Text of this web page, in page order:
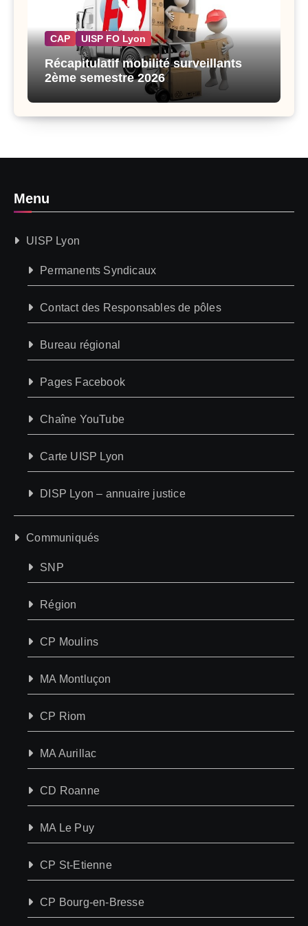
CAP UISP FO Lyon
Récapitulatif mobilité surveillants
2ème semestre 2026
Menu
UISP Lyon
Permanents Syndicaux
Contact des Responsables de pôles
Bureau régional
Pages Facebook
Chaîne YouTube
Carte UISP Lyon
DISP Lyon – annuaire justice
Communiqués
SNP
Région
CP Moulins
MA Montluçon
CP Riom
MA Aurillac
CD Roanne
MA Le Puy
CP St-Etienne
CP Bourg-en-Bresse